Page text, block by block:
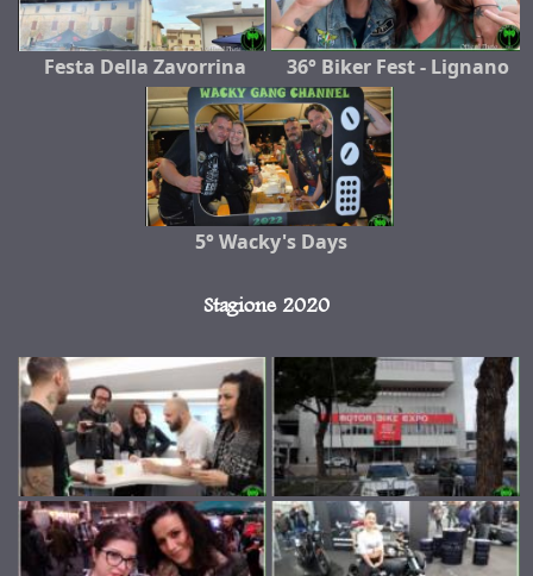
Festa Della Zavorrina 36° Biker Fest - Lignano
5° Wacky's Days
Stagione 2020